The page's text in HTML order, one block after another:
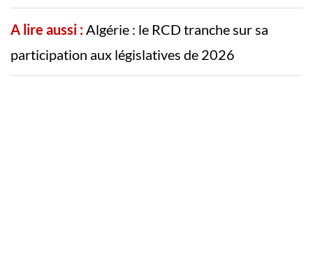
A lire aussi :Algérie : le RCD tranche sur sa
participation aux législatives de 2026